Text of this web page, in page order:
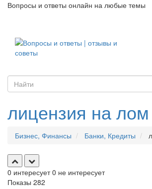
Вопросы и ответы онлайн на любые темы
лицензия на лом
Бизнес, Финансы Банки, Кредиты
0 интересует 0 не интересует
Показы 282